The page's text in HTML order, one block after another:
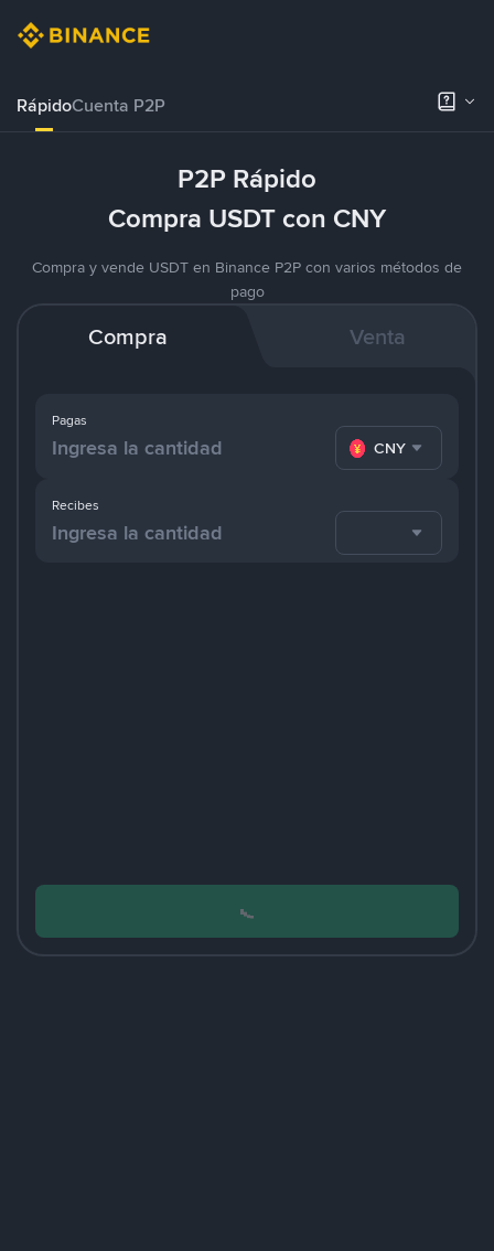
RápidoCuenta P2P
P2P Rápido
Compra USDT con CNY
Compra y vende USDT en Binance P2P con varios métodos de
pago
Compra Venta
Pagas
CNY
Recibes